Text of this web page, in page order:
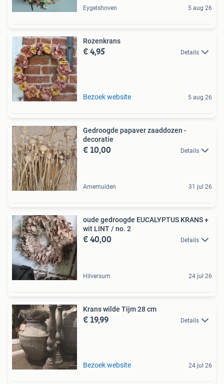
Eygelshoven 5 aug 26
Rozenkrans
€ 4,95 Details
Bezoek website 5 aug 26
Gedroogde papaver zaaddozen -
decoratie
€ 10,00 Details
Arnemuiden 31 jul 26
oude gedroogde EUCALYPTUS KRANS +
wit LINT / no. 2
€ 40,00 Details
Hilversum 24 jul 26
Krans wilde Tijm 28 cm
€ 19,99 Details
Bezoek website 24 jul 26